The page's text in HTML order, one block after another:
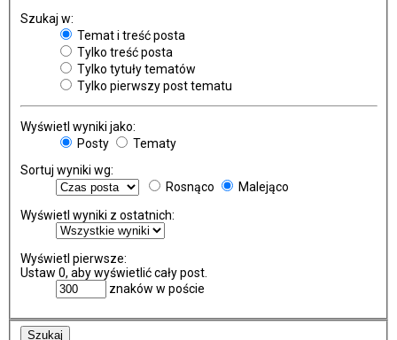
Szukaj w:
Temat i treść posta
Tylko treść posta
Tylko tytuły tematów
Tylko pierwszy post tematu
Wyświetl wyniki jako:
Posty
Tematy
Sortuj wyniki wg:
Rosnąco
Malejąco
Wyświetl wyniki z ostatnich:
Wyświetl pierwsze:
Ustaw 0, aby wyświetlić cały post.
znaków w poście